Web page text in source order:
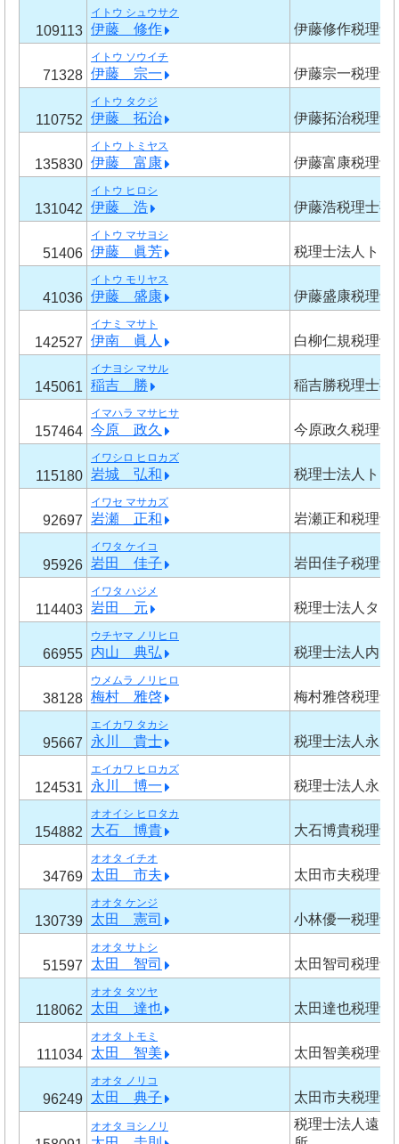
109113
イトウ シュウサク
伊藤 修作 伊藤修作税理士
71328
イトウ ソウイチ
伊藤 宗一 伊藤宗一税理士
110752
イトウ タクジ
伊藤 拓治 伊藤拓治税理士
135830
イトウ トミヤス
伊藤 富康 伊藤富康税理士
131042
イトウ ヒロシ
伊藤 浩 伊藤浩税理士事
51406
イトウ マサヨシ
伊藤 眞芳 税理士法人トリ
41036
イトウ モリヤス
伊藤 盛康 伊藤盛康税理士
142527
イナミ マサト
伊南 眞人 白柳仁規税理士
145061
イナヨシ マサル
稲吉 勝 稲吉勝税理士事
157464
イマハラ マサヒサ
今原 政久 今原政久税理士
115180
イワシロ ヒロカズ
岩城 弘和 税理士法人ト
92697
イワセ マサカズ
岩瀬 正和 岩瀬正和税理士
95926
イワタ ケイコ
岩田 佳子 岩田佳子税理士
114403
イワタ ハジメ
岩田 元 税理士法人タッ
66955
ウチヤマ ノリヒロ
内山 典弘 税理士法人内山
38128
ウメムラ ノリヒロ
梅村 雅啓 梅村雅啓税理士
95667
エイカワ タカシ
永川 貴士 税理士法人永川
124531
エイカワ ヒロカズ
永川 博一 税理士法人永川
154882
オオイシ ヒロタカ
大石 博貴 大石博貴税理士
34769
オオタ イチオ
太田 市夫 太田市夫税理士
130739
オオタ ケンジ
太田 憲司 小林優一税理士
51597
オオタ サトシ
太田 智司 太田智司税理士
118062
オオタ タツヤ
太田 達也 太田達也税理士
111034
オオタ トモミ
太田 智美 太田智美税理士
96249
オオタ ノリコ
太田 典子 太田市夫税理士
オオタ ヨシノリ
税理士法人遠